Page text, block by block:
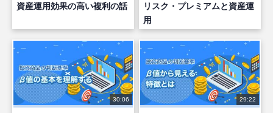
資産運用効果の高い複利の話
リスク・プレミアムと資産運
用
30:06 29:22